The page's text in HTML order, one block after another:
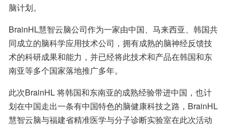
脑计划。
BrainHL慧智云脑公司作为一家由中国、马来西亚、韩国共
同成立的脑科学应用技术公司，拥有成熟的脑神经反馈技
术的科研成果和能力，并已经将此技术和产品在韩国和东
南亚等多个国家落地推广多年。
此次BrainHL 将韩国和东南亚的成熟经验带进中国，也计
划在中国走出一条有中国特色的脑健康科技之路，BrainHL
慧智云脑与福建省精准医学与分子诊断实验室在此次活动